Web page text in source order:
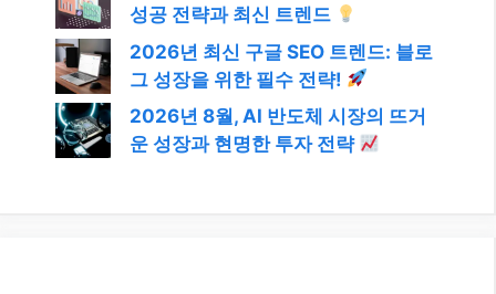
성공 전략과 최신 트렌드
2026년 최신 구글 SEO 트렌드: 블로
그 성장을 위한 필수 전략!
2026년 8월, AI 반도체 시장의 뜨거
운 성장과 현명한 투자 전략